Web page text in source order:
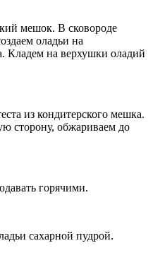
мешок. В сковороде
оладьи на
Кладем на верхушки оладий
из кондитерского мешка.
сторону, обжариваем до
горячими.
сахарной пудрой.